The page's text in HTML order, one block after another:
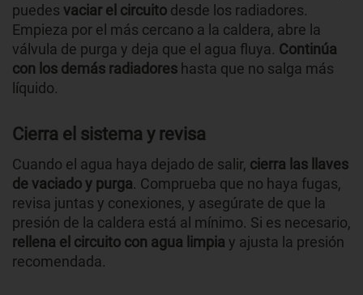
puedes vaciar el circuito desde los radiadores.
Empieza por el más cercano a la caldera, abre la
válvula de purga y deja que el agua fluya. Continúa
con los demás radiadores hasta que no salga más
líquido.
Cierra el sistema y revisa
Cuando el agua haya dejado de salir, cierra las llaves
de vaciado y purga. Comprueba que no haya fugas,
revisa juntas y conexiones, y asegúrate de que la
presión de la caldera está al mínimo. Si es necesario,
rellena el circuito con agua limpia y ajusta la presión
recomendada.